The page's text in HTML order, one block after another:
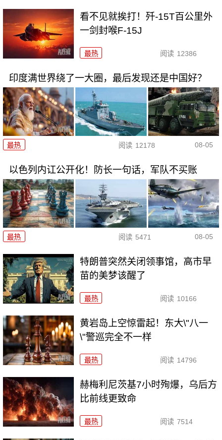
看不见就挨打！歼-15T百公里外
一剑封喉F-15J
最热 阅读 12386
印度满世界绕了一大圈，最后发现还是中国好？
最热 阅读 12178 08-05
以色列内讧公开化！防长一句话，军队不买账
最热 阅读 5471 08-05
特朗普突然关闭领事馆，高市早
苗的美梦该醒了
最热 阅读 10166
黄岩岛上空惊雷起！东大\"八一
\"警巡完全不一样
最热 阅读 14796
赫梅利尼茨基7小时殉爆，乌后方
比前线更致命
最热 阅读 7514